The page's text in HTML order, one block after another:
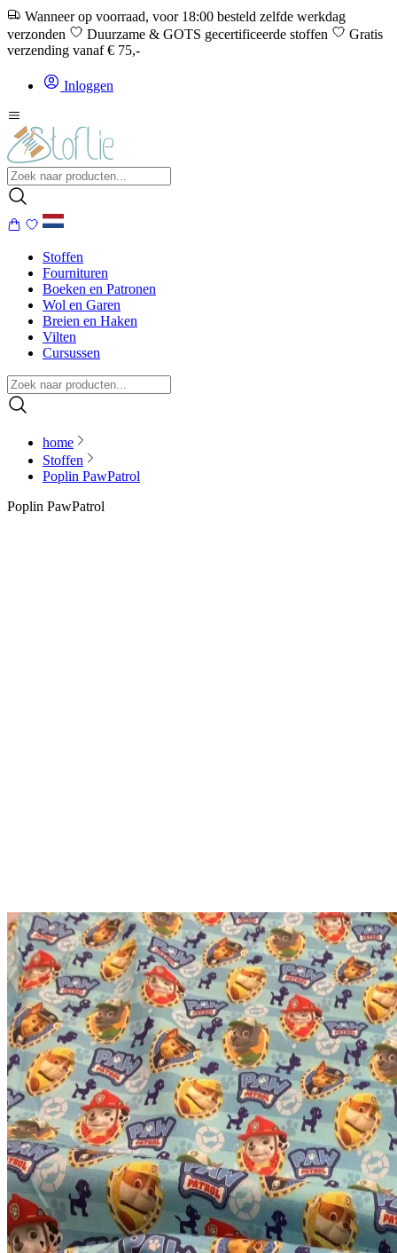
Wanneer op voorraad, voor 18:00 besteld zelfde werkdag
verzonden
Duurzame & GOTS gecertificeerde stoffen
Gratis
verzending vanaf € 75,-
Inloggen
Stoffen
Fournituren
Boeken en Patronen
Wol en Garen
Breien en Haken
Vilten
Cursussen
home
Stoffen
Poplin PawPatrol
Poplin PawPatrol